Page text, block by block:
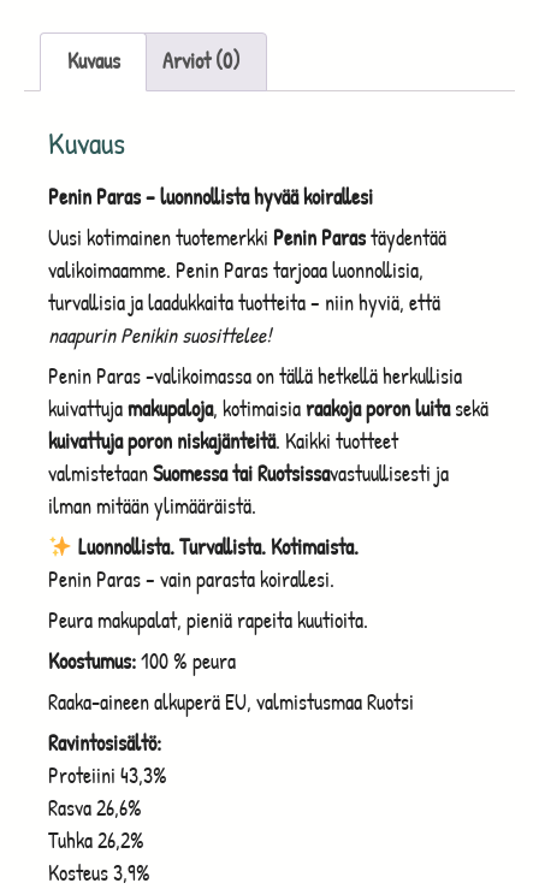
Kuvaus Arviot (0)
Kuvaus
Penin Paras – luonnollista hyvää koirallesi
Uusi kotimainen tuotemerkki Penin Parastäydentää
valikoimaamme. Penin Paras tarjoaa luonnollisia,
turvallisia ja laadukkaita tuotteita – niin hyviä, että
naapurin Penikin suosittelee!
Penin Paras -valikoimassa on tällä hetkellä herkullisia
kuivattujamakupaloja, kotimaisiaraakoja poron luitasekä
kuivattuja poron niskajänteitä. Kaikki tuotteet
valmistetaanSuomessa tai Ruotsissavastuullisesti ja
ilman mitään ylimääräistä.
Luonnollista. Turvallista. Kotimaista.
Penin Paras – vain parasta koirallesi.
Peura makupalat, pieniä rapeita kuutioita.
Koostumus:100 % peura
Raaka-aineen alkuperä EU, valmistusmaa Ruotsi
Ravintosisältö:
Proteiini 43,3%
Rasva 26,6%
Tuhka 26,2%
Kosteus 3,9%